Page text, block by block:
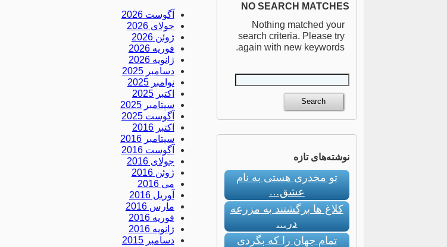
آگوست 2026
جولای 2026
ژوئن 2026
فوریه 2026
ژانویه 2026
دسامبر 2025
نوامبر 2025
اکتبر 2025
سپتامبر 2025
آگوست 2025
اکتبر 2016
سپتامبر 2016
آگوست 2016
جولای 2016
ژوئن 2016
می 2016
آوریل 2016
مارس 2016
فوریه 2016
ژانویه 2016
دسامبر 2015
NO SEARCH MATCHES
Nothing matched your
search criteria. Please try
again with new keywords.
نوشته‌های تازه
تو مخدری هستی به نام
عشق…
کلاغ ها برگشتند به مزرعه
در…
تمام جهان را که بگردی